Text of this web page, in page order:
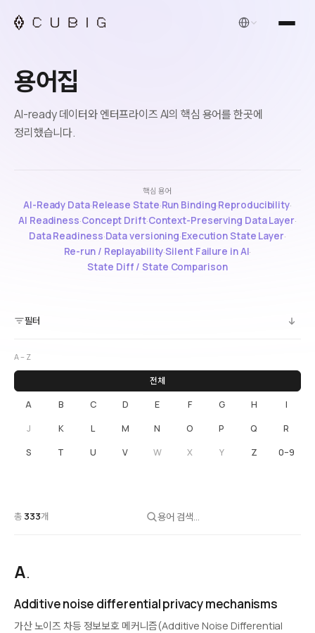
한국어
용어집
AI-ready 데이터와 엔터프라이즈 AI의 핵심 용어를 한곳에
정리했습니다.
핵심 용어
AI-Ready Data·Release State·Run Binding·Reproducibility·
AI Readiness·Concept Drift·Context-Preserving Data Layer·
Data Readiness·Data versioning·Execution State Layer·
Re-run / Replayability·Silent Failure in AI·
State Diff / State Comparison
필터
A – Z
전체
A
B C D E F G H
I
J
K L M N O P Q
R
S
T U V W X Y Z 0–9
총 333개
A.
Additive noise differential privacy mechanisms
가산 노이즈 차등 정보보호 메커니즘(Additive Noise Differential